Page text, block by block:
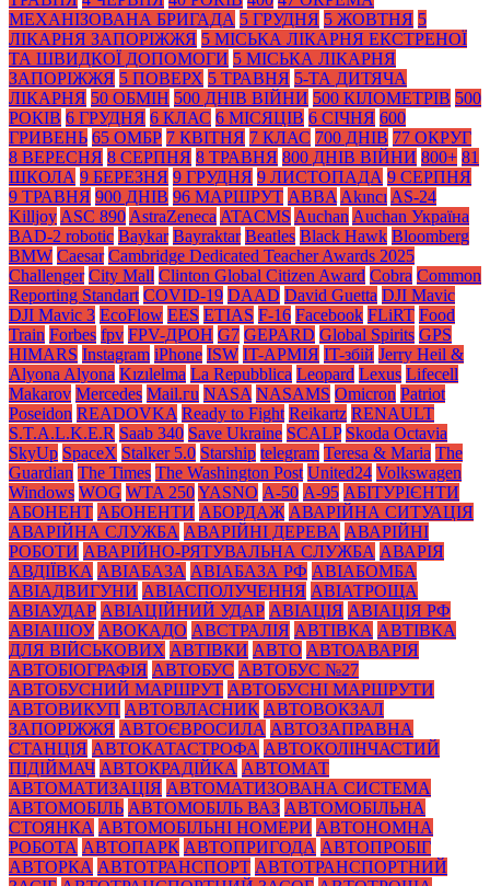
МЕХАНІЗОВАНА БРИГАДА 5 ГРУДНЯ 5 ЖОВТНЯ 5
ЛІКАРНЯ ЗАПОРІЖЖЯ 5 МІСЬКА ЛІКАРНЯ ЕКСТРЕНОЇ
ТА ШВИДКОЇ ДОПОМОГИ 5 МІСЬКА ЛІКАРНЯ
ЗАПОРІЖЖЯ 5 ПОВЕРХ 5 ТРАВНЯ 5-ТА ДИТЯЧА
ЛІКАРНЯ 50 ОБМІН 500 ДНІВ ВІЙНИ 500 КІЛОМЕТРІВ 500
РОКІВ 6 ГРУДНЯ 6 КЛАС 6 МІСЯЦІВ 6 СІЧНЯ 600
ГРИВЕНЬ 65 ОМБР 7 КВІТНЯ 7 КЛАС 700 ДНІВ 77 ОКРУГ
8 ВЕРЕСНЯ 8 СЕРПНЯ 8 ТРАВНЯ 800 ДНІВ ВІЙНИ 800+ 81
ШКОЛА 9 БЕРЕЗНЯ 9 ГРУДНЯ 9 ЛИСТОПАДА 9 СЕРПНЯ
9 ТРАВНЯ 900 ДНІВ 96 МАРШРУТ ABBAAkıncıAS-24
KilljoyASC 890AstraZenecaATACMS AuchanAuchan Україна
BAD-2 robotic Baykar Bayraktar Beatles Black Нawk Bloomberg
BMW Caesar Cambridge Dedicated Teacher Awards 2025
Challenger City Mall Clinton Global Citizen Award Cobra Common
Reporting Standart COVID-19 DAAD David Guetta DJI Mavic
DJI Mavic 3 EcoFlow EES ETIAS F-16 Facebook FLiRT Food
Train Forbes fpv FPV-ДРОН G7 GEPARD Global Spirits GPS
HIMARS Instagram iPhone ISW IT-АРМІЯ IT-збій Jerry Heil &
Alyona Alyona Kızılelma La Repubblica Leopard Lexus Lifecell
Makarov Mercedes Mаil.гu NASA NASAMS Omicron Patriot
Poseidon READOVKA Ready to Fight Reikartz RENAULT
S.T.A.L.K.E.R Saab 340 Save Ukraine SCALP Skoda Octavia
SkyUp SpaceX Stalker 5.0 Starship telegram Teresa & Maria The
Guardian The Times The Washington Post United24 Volkswagen
Windows WOG WTA 250YASNO А-50 А-95 АБІТУРІЄНТИ
АБОНЕНТ АБОНЕНТИ АБОРДАЖ АВАРІЙНА СИТУАЦІЯ
АВАРІЙНА СЛУЖБА АВАРІЙНІ ДЕРЕВА АВАРІЙНІ
РОБОТИ АВАРІЙНО-РЯТУВАЛЬНА СЛУЖБА АВАРІЯ
АВДІЇВКА АВІАБАЗА АВІАБАЗА РФ АВІАБОМБА
АВІАДВИГУНИ АВІАСПОЛУЧЕННЯ АВІАТРОЩА
АВІАУДАР АВІАЦІЙНИЙ УДАР АВІАЦІЯ АВІАЦІЯ РФ
АВІАШОУ АВОКАДО АВСТРАЛІЯ АВТІВКА АВТІВКА
ДЛЯ ВІЙСЬКОВИХ АВТІВКИ АВТО АВТОАВАРІЯ
АВТОБІОГРАФІЯ АВТОБУС АВТОБУС №27
АВТОБУСНИЙ МАРШРУТ АВТОБУСНІ МАРШРУТИ
АВТОВИКУП АВТОВЛАСНИК АВТОВОКЗАЛ
ЗАПОРІЖЖЯ АВТОЄВРОСИЛА АВТОЗАПРАВНА
СТАНЦІЯ АВТОКАТАСТРОФА АВТОКОЛІНЧАСТИЙ
ПІДІЙМАЧ АВТОКРАДІЙКА АВТОМАТ
АВТОМАТИЗАЦІЯ АВТОМАТИЗОВАНА СИСТЕМА
АВТОМОБІЛЬ АВТОМОБІЛЬ ВАЗ АВТОМОБІЛЬНА
СТОЯНКА АВТОМОБІЛЬНІ НОМЕРИ АВТОНОМНА
РОБОТА АВТОПАРК АВТОПРИГОДА АВТОПРОБІГ
АВТОРКА АВТОТРАНСПОРТ АВТОТРАНСПОРТНИЙ